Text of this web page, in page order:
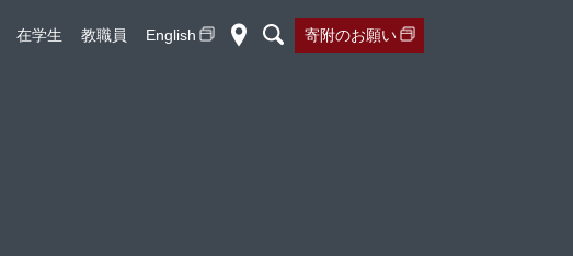
在学生 教職員 English 寄附のお願い